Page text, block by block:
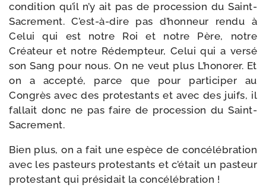
condi­tion qu’il n’y ait pas de pro­ces­sion du Saint-​
Sacrement. C’est-à-dire pas d’honneur ren­du à
Celui qui est notre Roi et notre Père, notre
Créateur et notre Rédempteur, Celui qui a ver­sé
son Sang pour nous. On ne veut plus L’honorer. Et
on a accep­té, parce que pour par­ti­ci­per au
Congrès avec des pro­tes­tants et avec des juifs, il
fal­lait donc ne pas faire de pro­ces­sion du Saint-
Sacrement.
Bien plus, on a fait une espèce de concé­lé­bra­tion
avec les pas­teurs pro­tes­tants et c’était un pas­teur
pro­tes­tant qui pré­si­dait la concélébration !